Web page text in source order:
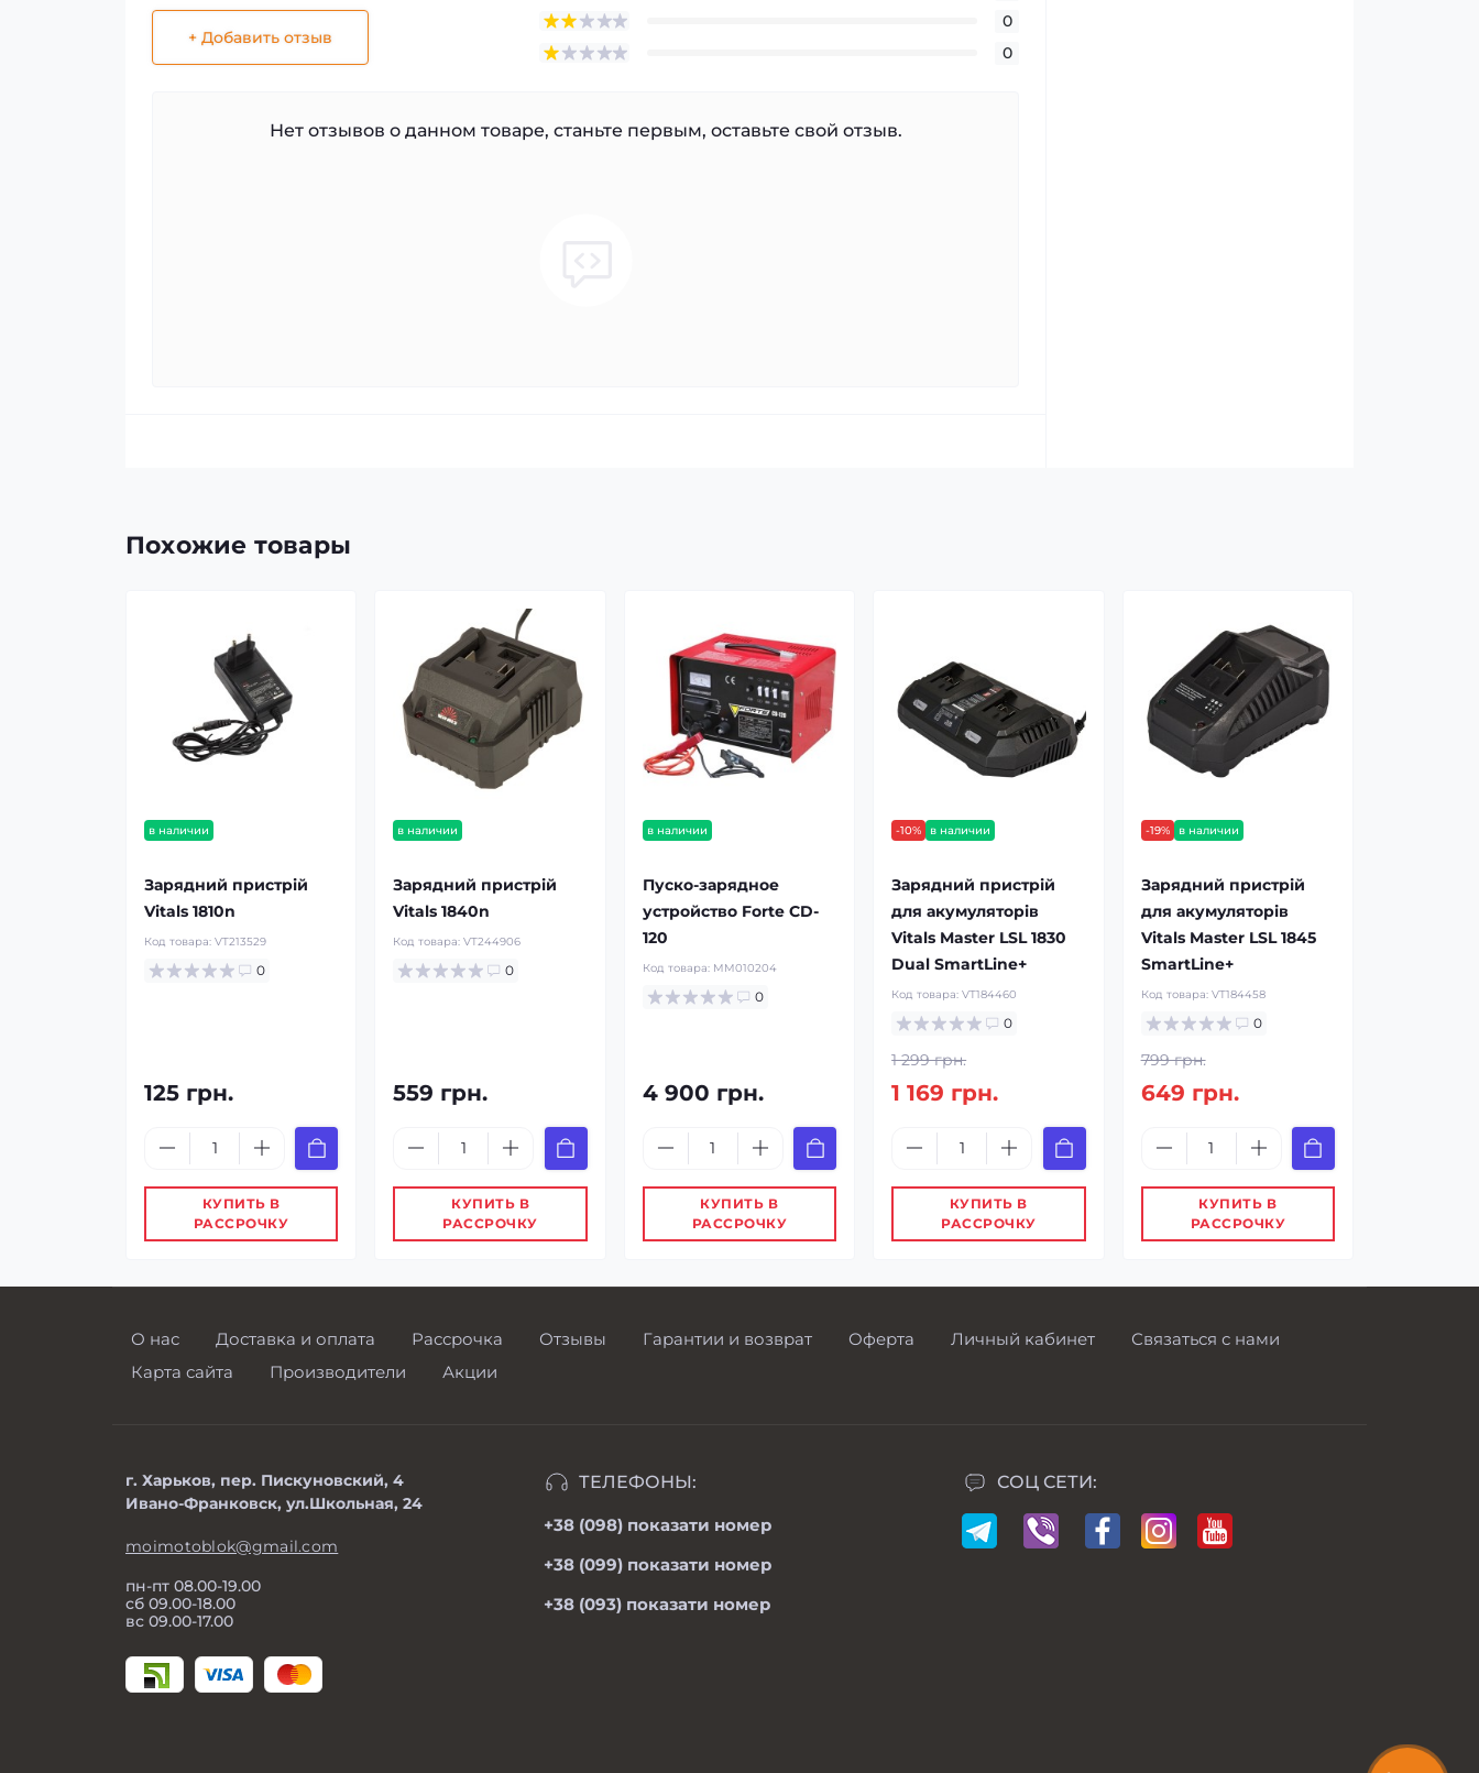
+ Добавить отзыв
0
0
Нет отзывов о данном товаре, станьте первым, оставьте свой отзыв.
Похожие товары
в наличии
Зарядний пристрій
Vitals 1810n
Код товара: VT213529
0
125 грн.
КУПИТЬ В
РАССРОЧКУ
в наличии
Зарядний пристрій
Vitals 1840n
Код товара:VT244906
0
559 грн.
КУПИТЬ В
РАССРОЧКУ
в наличии
Пуско-зарядное
устройство Forte CD-
120
Код товара: MM010204
0
4 900 грн.
КУПИТЬ В
РАССРОЧКУ
-10% в наличии
Зарядний пристрій
для акумуляторів
Vitals Master LSL 1830
Dual SmartLine+
Код товара:VT184460
0
1 299 грн.
1 169 грн.
КУПИТЬ В
РАССРОЧКУ
-19% в наличии
Зарядний пристрій
для акумуляторів
Vitals Master LSL 1845
SmartLine+
Код товара: VT184458
0
799 грн.
649 грн.
КУПИТЬ В
РАССРОЧКУ
О нас Доставка и оплата Рассрочка Отзывы Гарантии и возврат Оферта Личный кабинет
Связаться с нами
Карта сайта
Производители Акции
г. Харьков, пер. Пискуновский, 4
Ивано-Франковск, ул.Школьная, 24
moimotoblok@gmail.com
пн-пт 08.00-19.00
сб 09.00-18.00
вс 09.00-17.00
ТЕЛЕФОНЫ:
+38 (098) показати номер
+38 (099) показати номер
+38 (093) показати номер
СОЦ СЕТИ: